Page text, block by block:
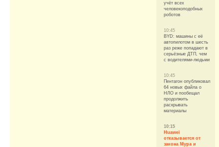
учёт всех
человекоподобных
роботов
10:45
BYD: машины с её
автопилотом в шесть
раз реже попадают в
серьёзные ДТП, чем
с водителями-людьми
10:45
Пентагон опубликовал
64 новых файла о
НЛО и пообещал
продолжить
раскрывать
материалы
10:15
Huawei
отказывается от
закона Мура и